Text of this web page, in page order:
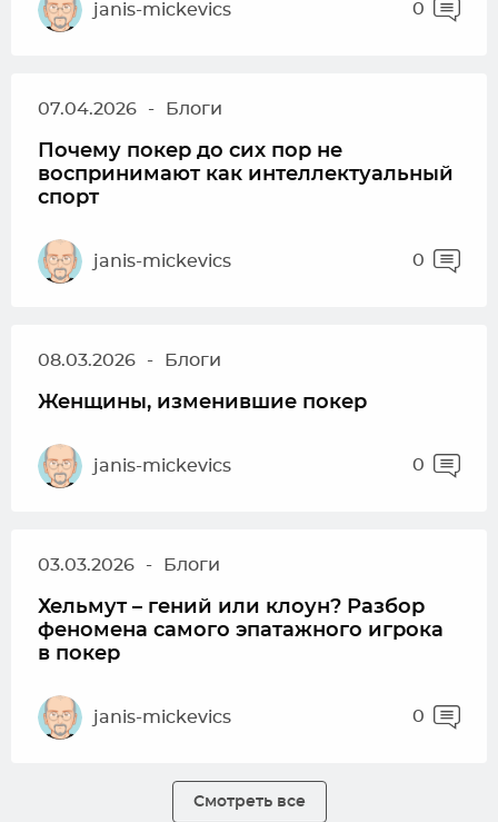
janis-mickevics 0
07.04.2026 - Блоги
Почему покер до сих пор не
воспринимают как интеллектуальный
спорт
janis-mickevics 0
08.03.2026 - Блоги
Женщины, изменившие покер
janis-mickevics 0
03.03.2026 - Блоги
Хельмут – гений или клоун? Разбор
феномена самого эпатажного игрока
в покер
janis-mickevics 0
Смотреть все